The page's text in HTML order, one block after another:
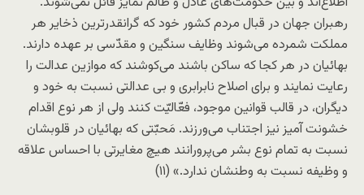
رهبران جهان در قبال مردم کشور خود که گرانقدرترین ذخایر هر
مملکت شمرده می‌شوند وظایف سنگین و مقدّسی بر عهده دارند.
بهائیان در هر کجا که ساکن باشند می‌کوشند که موازین عدالت را
رعایت نمایند و برای اصلاح نابرابری و بی عدالتی نسبت به خود و
دیگران، در قالب قوانین موجود، فعّالیّت ‌کنند ولی از هر نوع اقدام
خشونت آمیز نیز اجتناب می‌ورزند. مَحبّتی که بهائیان در قلوبشان
نسبت به تمام نوع بشر می‌پرورانند هیچ مغایرتی با احساس علاقه
و وظیفه نسبت به ‌وطنشان ندارد.» (۱۱)